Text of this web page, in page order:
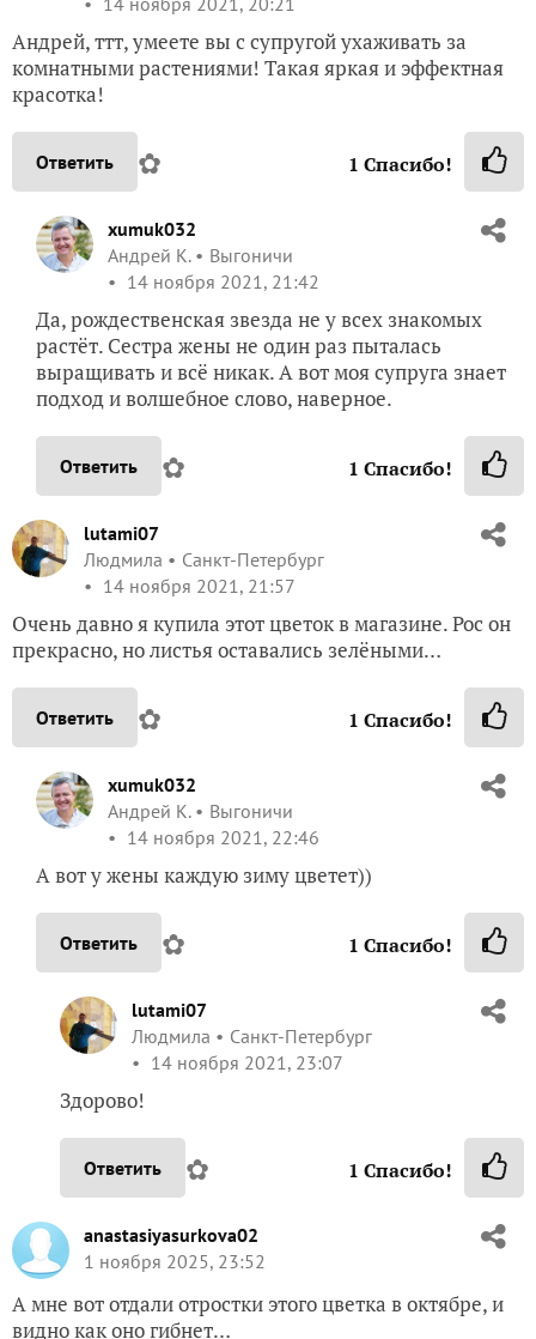
Андрей, ттт, умеете вы с супругой ухаживать за
комнатными растениями! Такая яркая и эффектная
красотка!
Ответить ✿ 1 Спасибо!
xumuk032
Андрей К.
Выгоничи
14 ноября 2021, 21:42
Да, рождественская звезда не у всех знакомых
растёт. Сестра жены не один раз пыталась
выращивать и всё никак. А вот моя супруга знает
подход и волшебное слово, наверное.
Ответить ✿ 1 Спасибо!
lutami07
Людмила
Санкт-Петербург
14 ноября 2021, 21:57
Очень давно я купила этот цветок в магазине. Рос он
прекрасно, но листья оставались зелёными…
Ответить ✿ 1 Спасибо!
xumuk032
Андрей К.
Выгоничи
14 ноября 2021, 22:46
А вот у жены каждую зиму цветет))
Ответить ✿ 1 Спасибо!
lutami07
Людмила
Санкт-Петербург
14 ноября 2021, 23:07
Здорово!
Ответить ✿ 1 Спасибо!
anastasiyasurkova02
1 ноября 2025, 23:52
А мне вот отдали отростки этого цветка в октябре, и
видно как оно гибнет…